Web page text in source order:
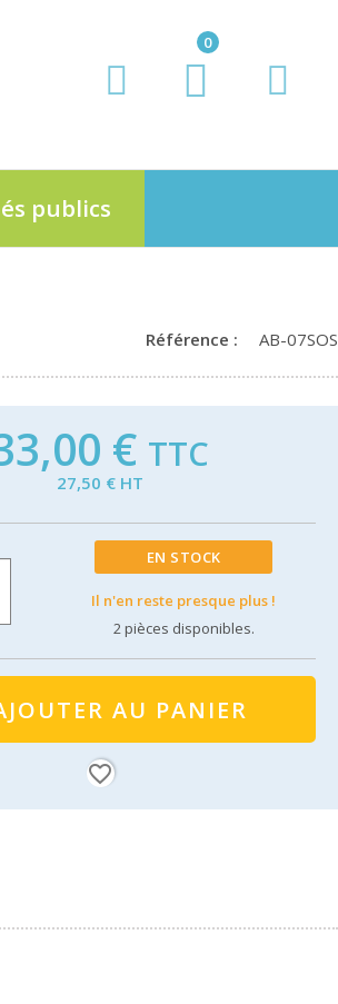
0
publics
Référence : AB-07SOS
€ TTC
27,50 € HT
EN STOCK
Il n'en reste presque plus !
2pièces disponibles.
AU PANIER
favorite_border